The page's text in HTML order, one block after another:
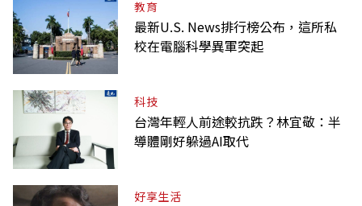
教育
最新U.S. News排行榜公布，這所私
校在電腦科學異軍突起
科技
台灣年輕人前途較抗跌？林宜敬：半
導體剛好躲過AI取代
好享生活